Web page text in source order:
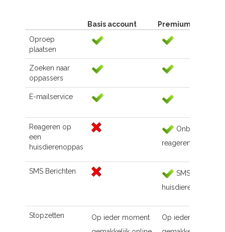
Basis account
Premium account
Oproep
plaatsen
Zoeken naar
oppassers
E-mailservice
Reageren op
een
huisdierenoppas
Onbeperkt
reageren
SMS Berichten
SMS naar de
huisdierenoppas
Stopzetten
Op ieder moment
Op ieder moment